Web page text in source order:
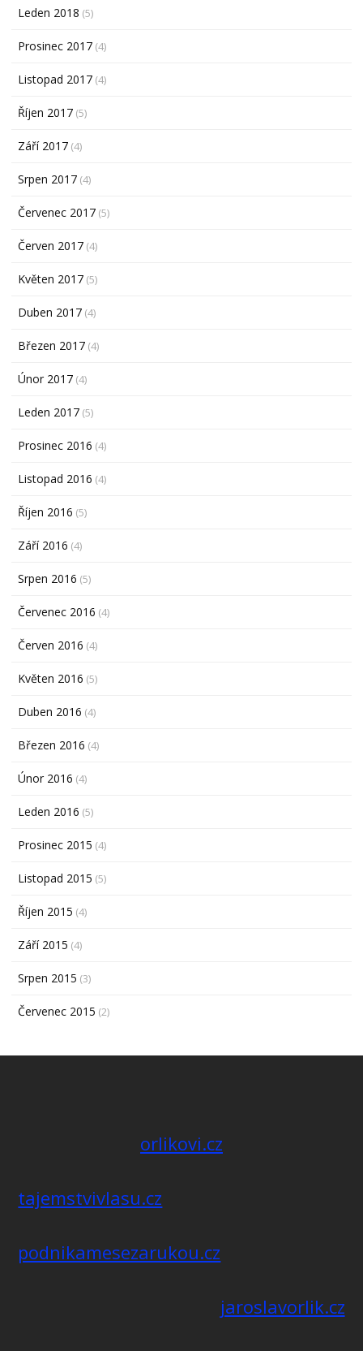
Leden 2018 (5)
Prosinec 2017 (4)
Listopad 2017 (4)
Říjen 2017 (5)
Září 2017 (4)
Srpen 2017 (4)
Červenec 2017 (5)
Červen 2017 (4)
Květen 2017 (5)
Duben 2017 (4)
Březen 2017 (4)
Únor 2017 (4)
Leden 2017 (5)
Prosinec 2016 (4)
Listopad 2016 (4)
Říjen 2016 (5)
Září 2016 (4)
Srpen 2016 (5)
Červenec 2016 (4)
Červen 2016 (4)
Květen 2016 (5)
Duben 2016 (4)
Březen 2016 (4)
Únor 2016 (4)
Leden 2016 (5)
Prosinec 2015 (4)
Listopad 2015 (5)
Říjen 2015 (4)
Září 2015 (4)
Srpen 2015 (3)
Červenec 2015 (2)
orlikovi.cz
tajemstvivlasu.cz
podnikamesezarukou.cz
jaroslavorlik.cz